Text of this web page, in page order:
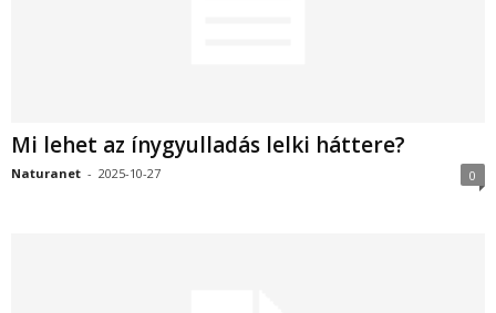
Mi lehet az ínygyulladás lelki háttere?
Naturanet - 2025-10-27 0